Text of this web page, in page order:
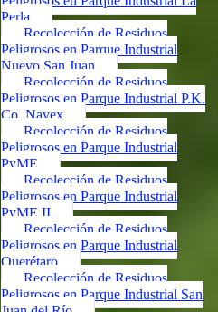
Perla
Recolección de Residuos
Peligrosos en Parque Industrial
Nuevo San Juan
Recolección de Residuos
Peligrosos en Parque Industrial P.K.
Co. Navex
Recolección de Residuos
Peligrosos en Parque Industrial
PyME
Recolección de Residuos
Peligrosos en Parque Industrial
PyME II
Recolección de Residuos
Peligrosos en Parque Industrial
Querétaro
Recolección de Residuos
Peligrosos en Parque Industrial San